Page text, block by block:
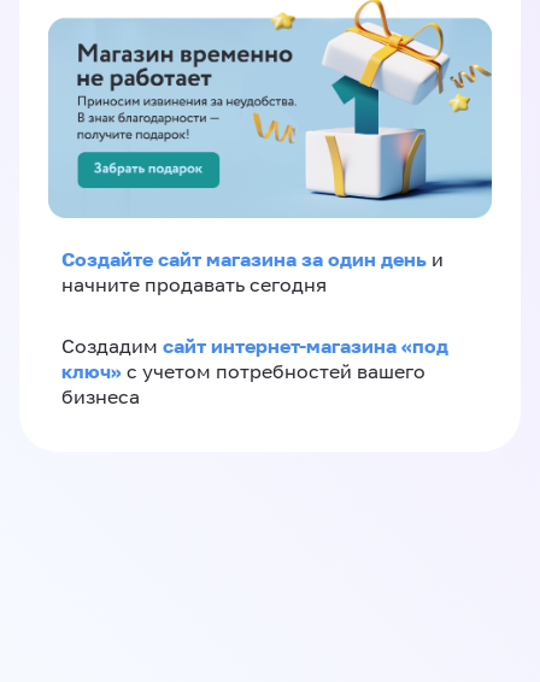
Создайте сайт магазина за один день и
начните продавать сегодня
Создадим сайт интернет-магазина «под
ключ» с учетом потребностей вашего
бизнеса